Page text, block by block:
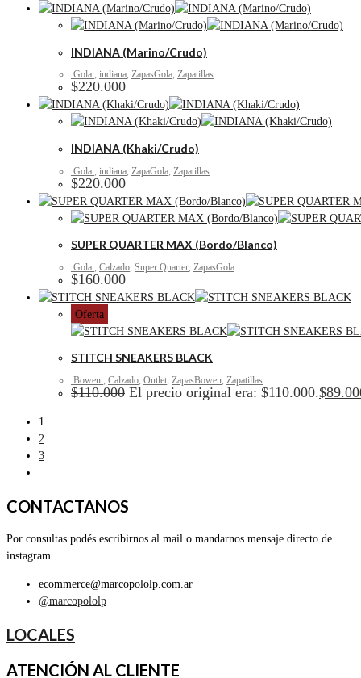
INDIANA (Marino/Crudo)
.Gola., indiana, ZapasGola, Zapatillas
$220.000
INDIANA (Khaki/Crudo)
.Gola. indiana ZapaGola Zapatillas
$220.000
SUPER QUARTER MAX (Bordo/Blanco)
.Gola. Calzado Super Quarter ZapasGola
$160.000
Oferta
STITCH SNEAKERS BLACK
.Bowen., Calzado, Outlet, ZapasBowen, Zapatillas
$110.000 El precio original era: $110.000.$
1
2
3
CONTACTANOS
Por consultas podés escribirnos al mail o mandarnos mensaje directo de
instagram
ecommerce@marcopololp.com.ar
@marcopololp
LOCALES
ATENCIÓN AL CLIENTE